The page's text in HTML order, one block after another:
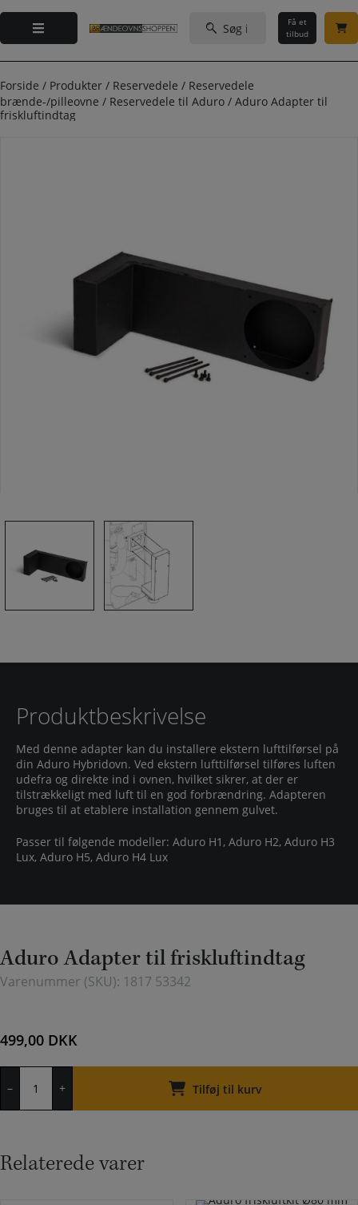
indholdet
efter:
Få et
tilbud
Forside / Produkter / Reservedele / Reservedele
brænde-/pilleovne / Reservedele til Aduro / Aduro Adapter til
friskluftindtag
Produktbeskrivelse
Med denne adapter kan du installere ekstern lufttilførsel på
din Aduro Hybridovn. Ved ekstern lufttilførsel tilføres luften
udefra og direkte ind i ovnen, hvilket sikrer, at der er
tilstrækkeligt med luft til en god forbrændring. Adapteren
bruges til at etablere installation gennem gulvet.
Passer til følgende modeller: Aduro H1, Aduro H2, Aduro H3
Lux, Aduro H5, Aduro H4 Lux
Aduro Adapter til friskluftindtag
Varenummer (SKU): 1817 53342
499,00 DKK
–
Adapter
+ Tilføj til kurv
Relaterede varer